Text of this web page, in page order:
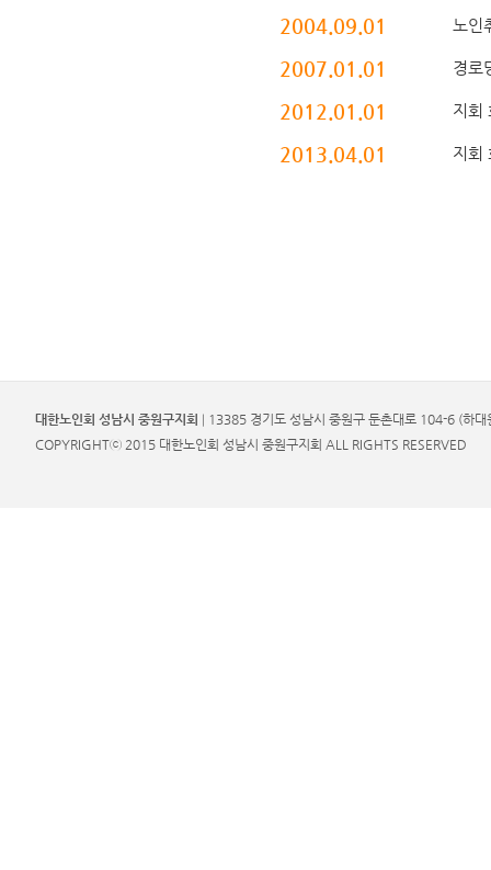
2004.09.01 노인
2007.01.01 경로
2012.01.01 지회
2013.04.01 지회
대한노인회 성남시 중원구지회
13385 경기도 성남시 중원구 둔촌대로 104-6 (하
COPYRIGHTⓒ 2015 대한노인회 성남시 중원구지회 ALL RIGHTS RESERVED